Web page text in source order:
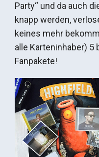
Party“ und da auch
knapp werden,
keines mehr
alle Karteninhaber) 5
Fanpakete!